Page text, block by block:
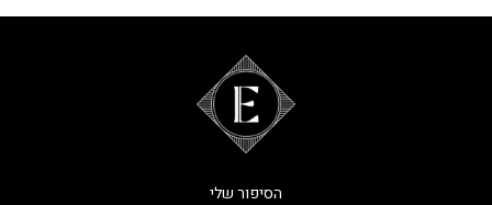
הסיפור שלי